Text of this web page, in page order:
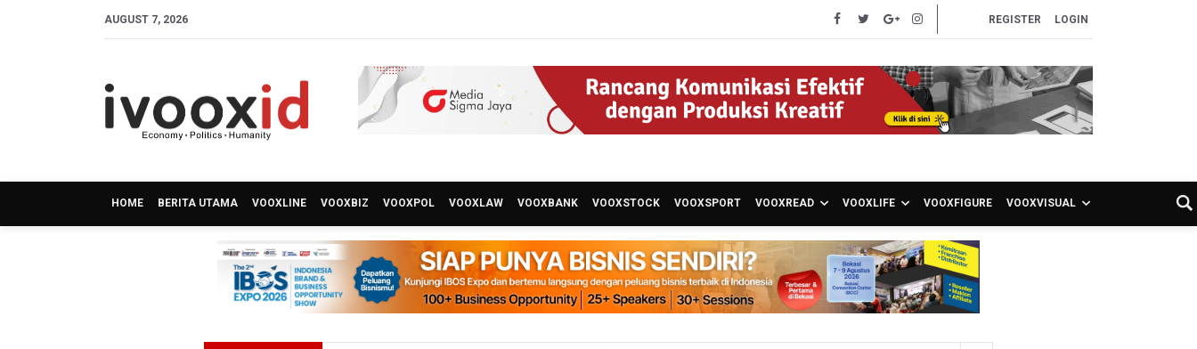
AUGUST 7, 2026 REGISTER LOGIN
HOME BERITA UTAMA VOOXLINE VOOXBIZ VOOXPOL VOOXLAW VOOXBANK VOOXSTOCK VOOXSPORT VOOXREAD VOOXLIFE VOOXFIGURE VOOXVISUAL